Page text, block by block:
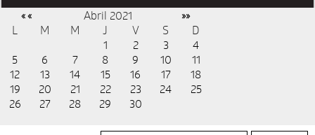
« « Abril 2021 »»
L M M J V S
D
1
2 3
4
5
6 7 8 9 10
11
12
13 14 15 16 17
18
19
20 21 22 23 24
25
26
27 28 29 30